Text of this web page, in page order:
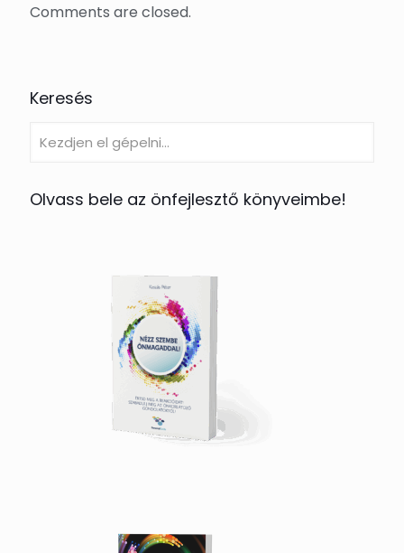
Comments are closed.
Keresés
Olvass bele az önfejlesztő könyveimbe!